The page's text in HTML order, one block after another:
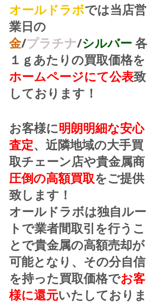
オールドラボでは当店営
業日の
金/プラチナ/シルバー 各
１ｇあたりの買取価格を
ホームページにて公表致
しております！
お客様に明朗明細な安心
査定、近隣地域の大手買
取チェーン店や貴金属商
圧倒の高額買取をご提供
致します！
オールドラボは独自ルー
トで業者間取引を行うこ
とで貴金属の高額売却が
可能となり、その分自信
を持った買取価格でお客
様に還元いたしておりま